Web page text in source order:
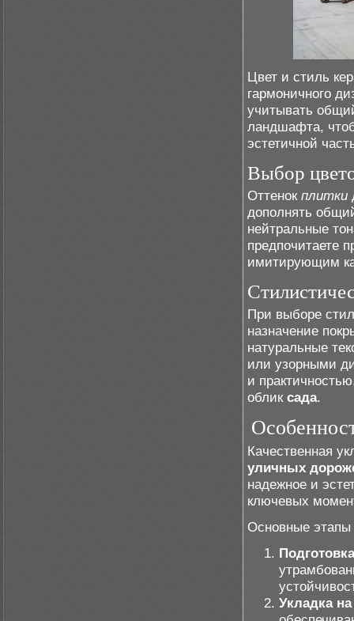
Цвет и стиль
гармоничного
учитывать
ландшафта,
эстетичной
Выбор
Оттенок плитки
дополнять
нейтральные
предпочитаете
имитирующим
При выборе
назначение
натуральные
или узорными
и
облик сада.
Качественная
уличных
надежное и
ключевых
Основные этапы
Укладка